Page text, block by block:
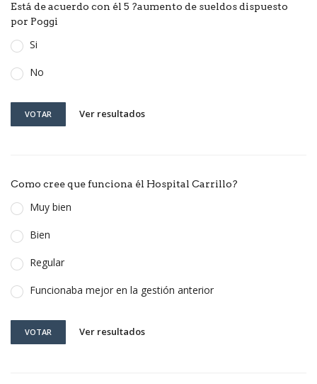
Está de acuerdo con él 5 ?aumento de sueldos dispuesto
por Poggi
Si
No
VOTAR Ver resultados
Como cree que funciona él Hospital Carrillo?
Muy bien
Bien
Regular
Funcionaba mejor en la gestión anterior
VOTAR Ver resultados